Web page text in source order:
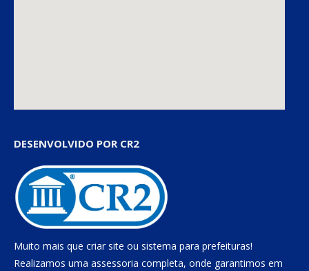
DESENVOLVIDO POR CR2
Muito mais que criar site ou sistema para prefeituras!
Realizamos uma assessoria completa, onde garantimos em